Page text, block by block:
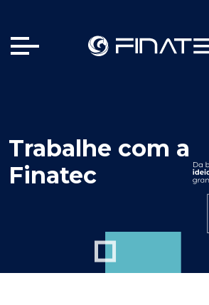
Trabalhe com a
Finatec